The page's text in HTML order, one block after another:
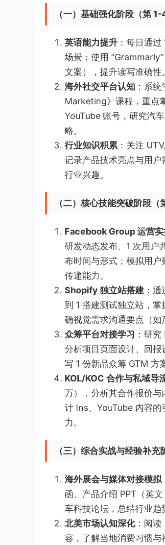
（一）基础强化阶段（第 1-
英语能力提升 ：每日通
场景；使用
文案），提升读写准确性。
海外社交平台认知 ：系
Marketing》课程，重点
YouTube 账号，研究汽
略。
行业知识积累 ：关注
记录产品技术亮点与用
行业兴趣。
（二）核心技能突破阶段（
Facebook Group 运营实
研发动态发布、1 次用
布时间与形式；模拟用
传递能力。
Shopify 独立站搭建 ：
到 1 搭建测试独立站，
确视觉需求沟通要点（
众筹平台对接学习 ：研
分析项目页面设计、回
写 1 份新品众筹 GTM 方
KOL/KOC 合作与私域导
万），分析其合作报价
计 Ins、YouTube 内容
力。
（三）综合实战与经验补充
海外展会与媒体对接模拟
函、产品介绍 PPT（英
车科技论坛，总结行业趋
北美市场认知深化：阅读
容，了解当地消费习惯